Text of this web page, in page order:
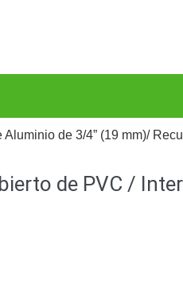
de 3/4” (19 mm)/
de PVC /